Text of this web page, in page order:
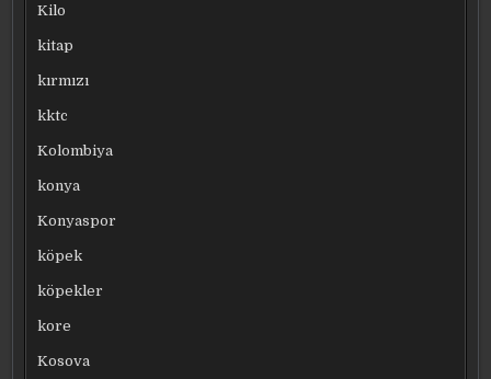
Kilo
kitap
kırmızı
kktc
Kolombiya
konya
Konyaspor
köpek
köpekler
kore
Kosova